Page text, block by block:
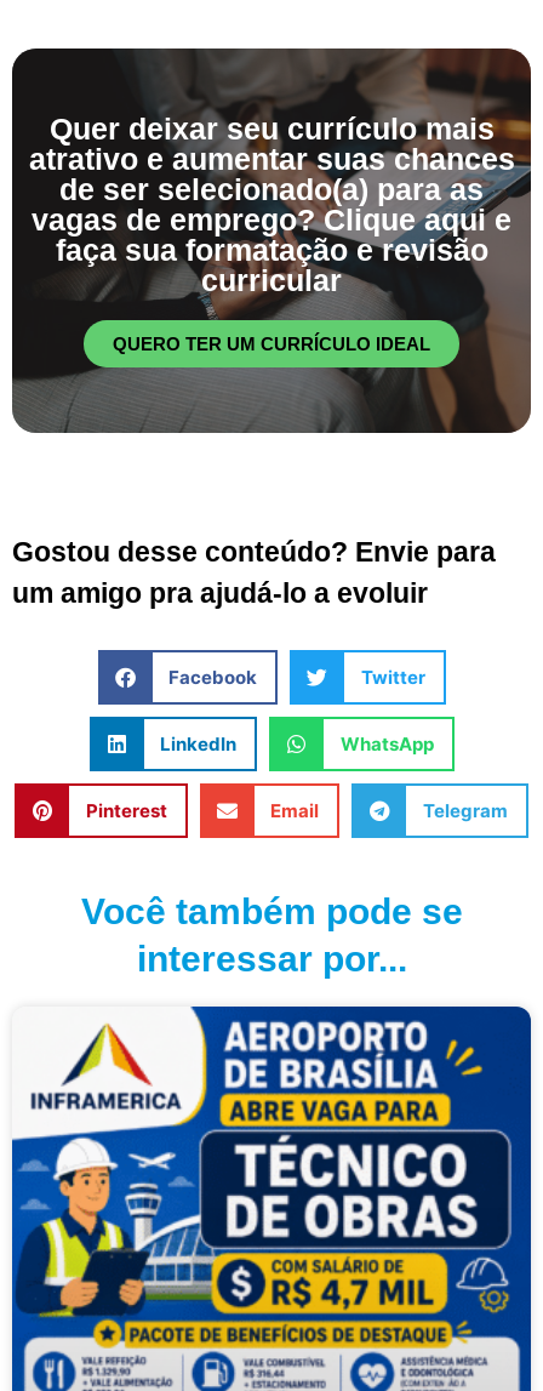
Quer deixar seu currículo mais
atrativo e aumentar suas chances
de ser selecionado(a) para as
vagas de emprego? Clique aqui e
faça sua formatação e revisão
curricular
QUERO TER UM CURRÍCULO IDEAL
Gostou desse conteúdo? Envie para
um amigo pra ajudá-lo a evoluir
Facebook Twitter
LinkedIn WhatsApp
Pinterest Email Telegram
Você também pode se
interessar por...